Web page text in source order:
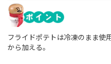
フライドポテトは冷凍のまま使
から加える。